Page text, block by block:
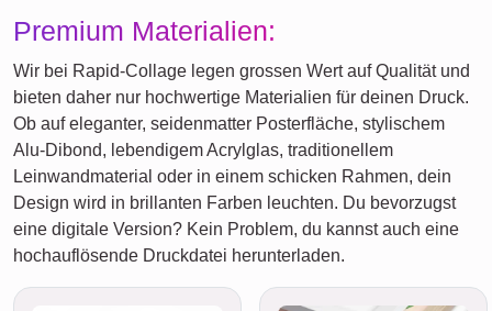
Premium Materialien:
Wir bei Rapid-Collage legen grossen Wert auf Qualität und
bieten daher nur hochwertige Materialien für deinen Druck.
Ob auf eleganter, seidenmatter Posterfläche, stylischem
Alu-Dibond, lebendigem Acrylglas, traditionellem
Leinwandmaterial oder in einem schicken Rahmen, dein
Design wird in brillanten Farben leuchten. Du bevorzugst
eine digitale Version? Kein Problem, du kannst auch eine
hochauflösende Druckdatei herunterladen.